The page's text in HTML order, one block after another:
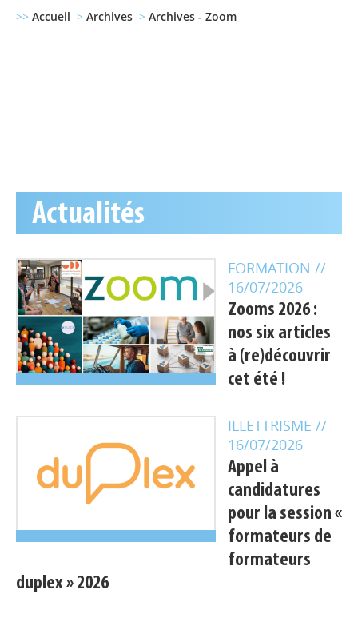
>> Accueil > Archives > Archives - Zoom
Actualités
FORMATION //
16/07/2026
Zooms 2026 :
nos six articles
à (re)découvrir
cet été !
ILLETTRISME //
16/07/2026
Appel à
candidatures
pour la session «
formateurs de
formateurs
duplex » 2026